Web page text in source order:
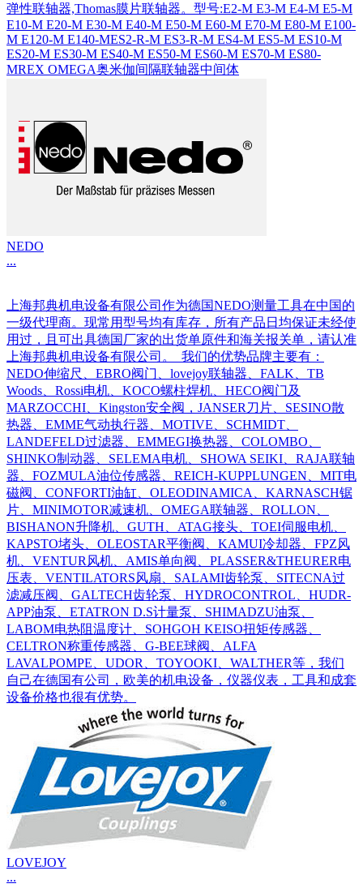
弹性联轴器,Thomas膜片联轴器。型号:E2-M E3-M E4-M E5-M
E10-M E20-M E30-M E40-M E50-M E60-M E70-M E80-M E100-
M E120-M E140-MES2-R-M ES3-R-M ES4-M ES5-M ES10-M
ES20-M ES30-M ES40-M ES50-M ES60-M ES70-M ES80-
MREX OMEGA奥米伽间隔联轴器中间体
NEDO
...
上海邦典机电设备有限公司作为德国NEDO测量工具在中国的
一级代理商。现常用型号均有库存，所有产品日均保证未经使
用过，且可出具德国厂家的出货单原件和海关报关单，请认准
上海邦典机电设备有限公司。 我们的优势品牌主要有：
NEDO伸缩尺、EBRO阀门、lovejoy联轴器、FALK、TB
Woods、Rossi电机、KOCO螺柱焊机、HECO阀门及
MARZOCCHI、Kingston安全阀，JANSER刀片、SESINO散
热器、EMME气动执行器、MOTIVE、SCHMIDT、
LANDEFELD过滤器、EMMEGI换热器、COLOMBO、
SHINKO制动器、SELEMA电机、SHOWA SEIKI、RAJA联轴
器、FOZMULA油位传感器、REICH-KUPPLUNGEN、MIT电
磁阀、CONFORTI油缸、OLEODINAMICA、KARNASCH锯
片、MINIMOTOR减速机、OMEGA联轴器、ROLLON、
BISHANON升降机、GUTH、ATAG接头、TOEI伺服电机、
KAPSTO堵头、OLEOSTAR平衡阀、KAMUI冷却器、FPZ风
机、VENTUR风机、AMIS单向阀、PLASSER&THEURER电
压表、VENTILATORS风扇、SALAMI齿轮泵、SITECNA过
滤减压阀、GALTECH齿轮泵、HYDROCONTROL、HUDR-
APP油泵、ETATRON D.S计量泵、SHIMADZU油泵、
LABOM电热阻温度计、SOHGOH KEISO扭矩传感器、
CELTRON称重传感器、G-BEE球阀、ALFA
LAVALPOMPE、UDOR、TOYOOKI、WALTHER等，我们
自己在德国有公司，欧美的机电设备，仪器仪表，工具和成套
设备价格也很有优势。
LOVEJOY
...